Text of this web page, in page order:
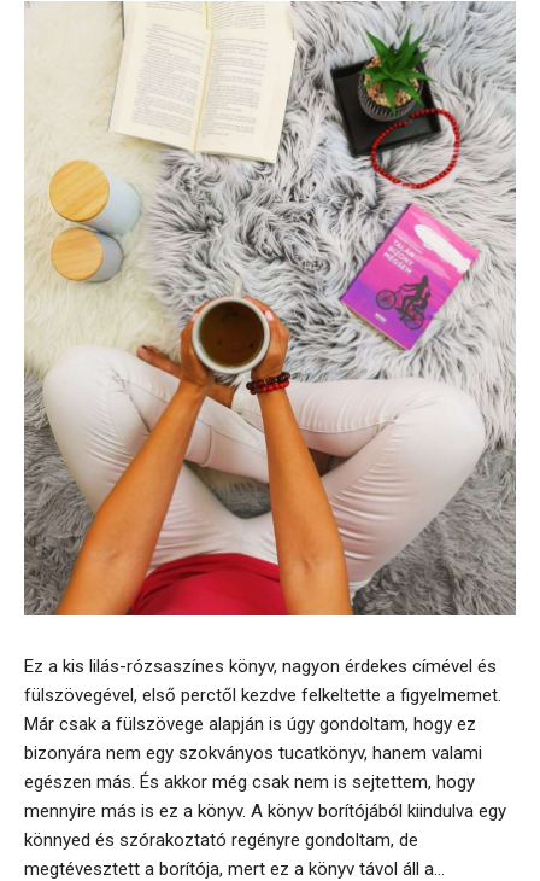
Ez a kis lilás-rózsaszínes könyv, nagyon érdekes címével és
fülszövegével, első perctől kezdve felkeltette a figyelmemet.
Már csak a fülszövege alapján is úgy gondoltam, hogy ez
bizonyára nem egy szokványos tucatkönyv, hanem valami
egészen más. És akkor még csak nem is sejtettem, hogy
mennyire más is ez a könyv. A könyv borítójából kiindulva egy
könnyed és szórakoztató regényre gondoltam, de
megtévesztett a borítója, mert ez a könyv távol áll a...